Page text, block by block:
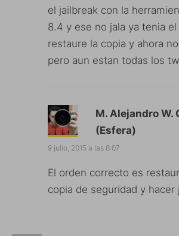
el jailbreak con la
8.4 y ese no jala ya tenia
restaure la copia y ahora
pero aun estan todas los
M. Alejandro W.
(Esfera)
9 julio, 2015 a las 8:07
El orden correcto es
copia de seguridad y hacer